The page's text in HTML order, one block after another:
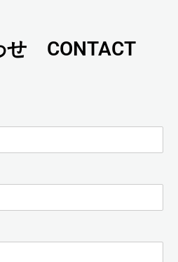
せ CONTACT